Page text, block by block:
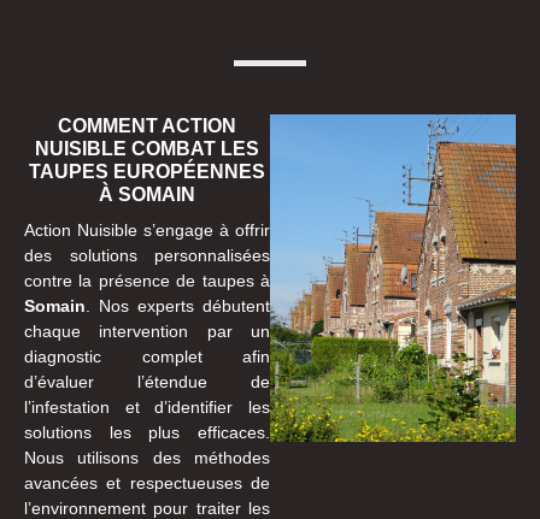
COMMENT ACTION
NUISIBLE COMBAT LES
TAUPES EUROPÉENNES
À SOMAIN
Action Nuisible s’engage à offrir
des solutions personnalisées
contre la présence de taupes à
Somain . Nos experts débutent
chaque intervention par un
diagnostic complet afin
d’évaluer l’étendue de
l’infestation et d’identifier les
solutions les plus efficaces.
Nous utilisons des méthodes
avancées et respectueuses de
l’environnement pour traiter les